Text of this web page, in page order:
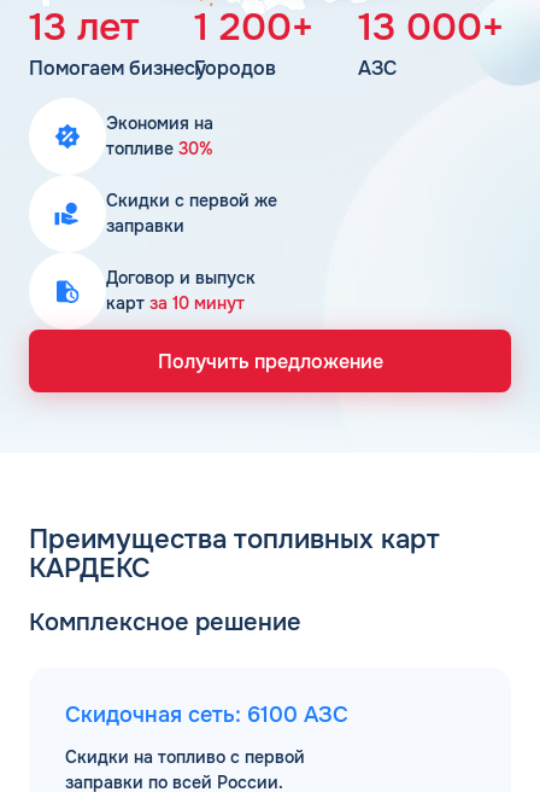
13 лет
Помогаем бизнесу
1 200+
Городов
13 000+
АЗС
Экономия на
топливе 30%
Скидки с первой же
заправки
Договор и выпуск
карт за 10 минут
Получить предложение
Преимущества топливных карт
КАРДЕКС
Комплексное решение
Скидочная сеть: 6100 АЗС
Скидки на топливо с первой
заправки по всей России.